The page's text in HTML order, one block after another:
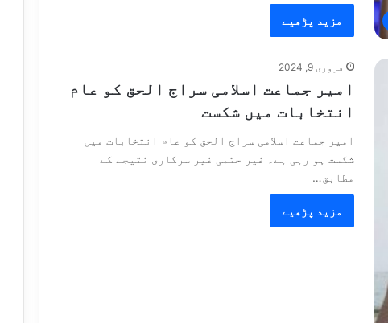
مزید پڑھیے
فروری 9, 2024
امیر جماعت اسلامی سراج الحق کو عام
انتخابات میں شکست
امیر جماعت اسلامی سراج الحق کو عام انتخابات میں
شکست ہو رہی ہے۔ غیر حتمی غیر سرکاری نتیجے کے
مطابق…
مزید پڑھیے